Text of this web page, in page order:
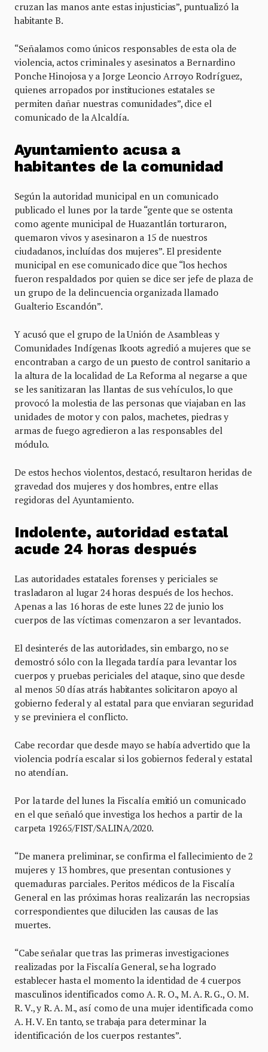
cruzan las manos ante estas injusticias”, puntualizó la
habitante B.
“Señalamos como únicos responsables de esta ola de
violencia, actos criminales y asesinatos a Bernardino
Ponche Hinojosa y a Jorge Leoncio Arroyo Rodríguez,
quienes arropados por instituciones estatales se
permiten dañar nuestras comunidades”, dice el
comunicado de la Alcaldía.
Ayuntamiento acusa a
habitantes de la comunidad
Según la autoridad municipal en un comunicado
publicado el lunes por la tarde “gente que se ostenta
como agente municipal de Huazantlán torturaron,
quemaron vivos y asesinaron a 15 de nuestros
ciudadanos, incluídas dos mujeres”. El presidente
municipal en ese comunicado dice que “los hechos
fueron respaldados por quien se dice ser jefe de plaza de
un grupo de la delincuencia organizada llamado
Gualterio Escandón”.
Y acusó que el grupo de la Unión de Asambleas y
Comunidades Indígenas Ikoots agredió a mujeres que se
encontraban a cargo de un puesto de control sanitario a
la altura de la localidad de La Reforma al negarse a que
se les sanitizaran las llantas de sus vehículos, lo que
provocó la molestia de las personas que viajaban en las
unidades de motor y con palos, machetes, piedras y
armas de fuego agredieron a las responsables del
módulo.
De estos hechos violentos, destacó, resultaron heridas de
gravedad dos mujeres y dos hombres, entre ellas
regidoras del Ayuntamiento.
Indolente, autoridad estatal
acude 24 horas después
Las autoridades estatales forenses y periciales se
trasladaron al lugar 24 horas después de los hechos.
Apenas a las 16 horas de este lunes 22 de junio los
cuerpos de las víctimas comenzaron a ser levantados.
El desinterés de las autoridades, sin embargo, no se
demostró sólo con la llegada tardía para levantar los
cuerpos y pruebas periciales del ataque, sino que desde
al menos 50 días atrás habitantes solicitaron apoyo al
gobierno federal y al estatal para que enviaran seguridad
y se previniera el conflicto.
Cabe recordar que desde mayo se había advertido que la
violencia podría escalar si los gobiernos federal y estatal
no atendían.
Por la tarde del lunes la Fiscalía emitió un comunicado
en el que señaló que investiga los hechos a partir de la
carpeta 19265/FIST/SALINA/2020.
“De manera preliminar, se confirma el fallecimiento de 2
mujeres y 13 hombres, que presentan contusiones y
quemaduras parciales. Peritos médicos de la Fiscalía
General en las próximas horas realizarán las necropsias
correspondientes que diluciden las causas de las
muertes.
“Cabe señalar que tras las primeras investigaciones
realizadas por la Fiscalía General, se ha logrado
establecer hasta el momento la identidad de 4 cuerpos
masculinos identificados como A. R. O., M. A. R. G., O. M.
R. V., y R. A. M., así como de una mujer identificada como
A. H. V. En tanto, se trabaja para determinar la
identificación de los cuerpos restantes”.